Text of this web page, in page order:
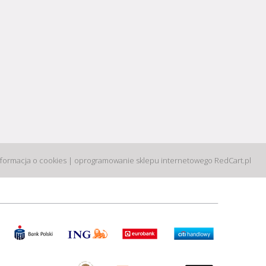
o cookies| oprogramowanie sklepu internetowego RedCart.pl